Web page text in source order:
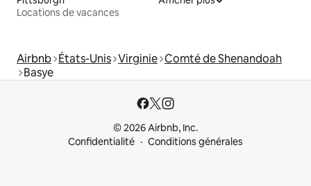
Locations de vacances
Airbnb États-Unis Virginie Comté de Shenandoah
Basye
© 2026 Airbnb, Inc.
Confidentialité
Conditions générales